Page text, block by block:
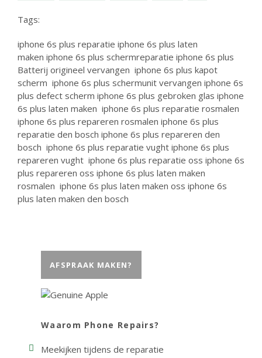
Tags:
iphone 6s plus reparatie iphone 6s plus laten
maken iphone 6s plus schermreparatie iphone 6s plus
Batterij origineel vervangen iphone 6s plus kapot
scherm iphone 6s plus schermunit vervangen iphone 6s
plus defect scherm iphone 6s plus gebroken glas iphone
6s plus laten maken iphone 6s plus reparatie rosmalen
iphone 6s plus repareren rosmalen iphone 6s plus
reparatie den bosch iphone 6s plus repareren den
bosch iphone 6s plus reparatie vught iphone 6s plus
repareren vught iphone 6s plus reparatie oss iphone 6s
plus repareren oss iphone 6s plus laten maken
rosmalen iphone 6s plus laten maken oss iphone 6s
plus laten maken den bosch
AFSPRAAK MAKEN?
Waarom Phone Repairs?
Meekijken tijdens de reparatie